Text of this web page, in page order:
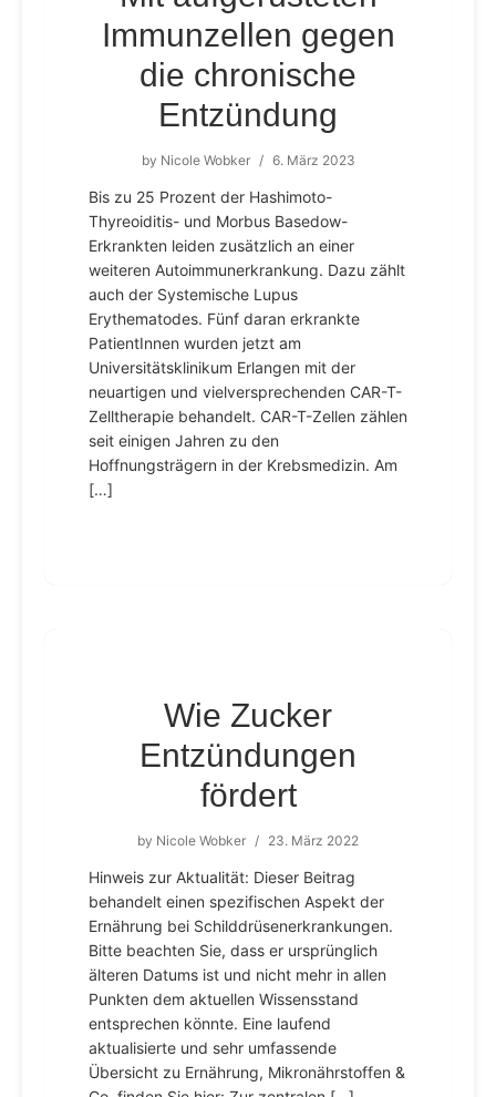
Immunzellen gegen
die chronische
Entzündung
by Nicole Wobker / 6. März 2023
Bis zu 25 Prozent der Hashimoto-
Thyreoiditis- und Morbus Basedow-
Erkrankten leiden zusätzlich an einer
weiteren Autoimmunerkrankung. Dazu zählt
auch der Systemische Lupus
Erythematodes. Fünf daran erkrankte
PatientInnen wurden jetzt am
Universitätsklinikum Erlangen mit der
neuartigen und vielversprechenden CAR-T-
Zelltherapie behandelt. CAR-T-Zellen zählen
seit einigen Jahren zu den
Hoffnungsträgern in der Krebsmedizin. Am
[…]
Wie Zucker
Entzündungen
fördert
by Nicole Wobker / 23. März 2022
Hinweis zur Aktualität: Dieser Beitrag
behandelt einen spezifischen Aspekt der
Ernährung bei Schilddrüsenerkrankungen.
Bitte beachten Sie, dass er ursprünglich
älteren Datums ist und nicht mehr in allen
Punkten dem aktuellen Wissensstand
entsprechen könnte. Eine laufend
aktualisierte und sehr umfassende
Übersicht zu Ernährung, Mikronährstoffen &